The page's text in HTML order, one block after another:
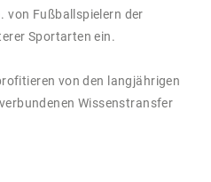
von Fußballspielern der
Sportarten ein.
von den langjährigen
Wissenstransfer